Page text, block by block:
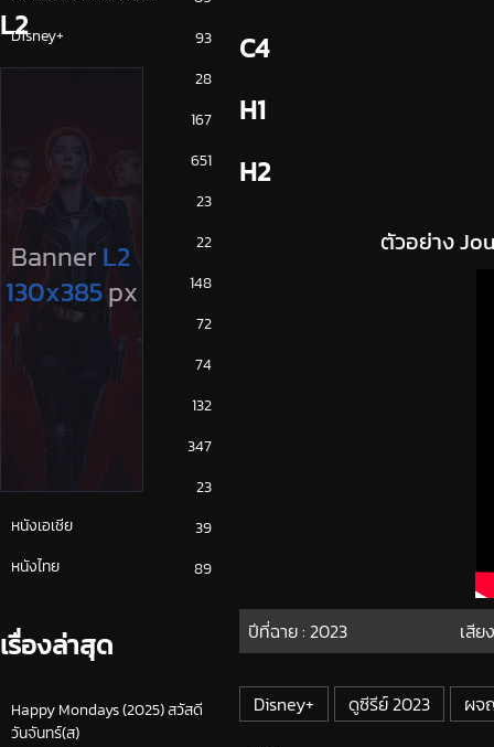
Disney+
93
28
167
651
ซีรีย์จีน
23
22
ซีรีย์ฝรั่ง
148
ซีรีย์เกาหลี
72
74
132
347
หนังเกาหลี
23
หนังเอเชีย
39
หนังไทย
89
เรื่องล่าสุด
Happy Mondays (2025) สวัสดี
วันจันทร์(ส)
C4
H1
H2
ตัวอย่าง
ปีที่ฉาย : 2023 เสีย
Disney+ ดูซีรีย์ 2023 ผจ
L2